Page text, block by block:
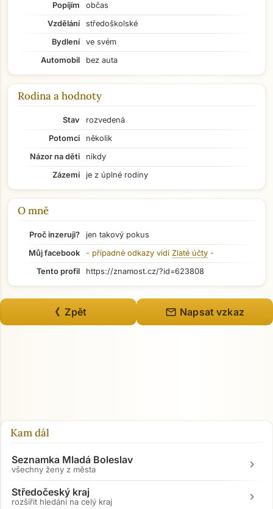
Přejít na hlavní obsah
Popíjím
občas
Vzdělání
středoškolské
Bydlení
ve svém
Automobil
bez auta
Rodina a hodnoty
Stav
rozvedená
Potomci
několik
Názor na děti
nikdy
Zázemí
je z úplné rodiny
O mně
Proč inzeruji?
jen takový pokus
Můj facebook
- případné odkazy vidí Zlaté účty -
Tento profil
https://znamost.cz/?id=623808
《 Zpět mail Napsat vzkaz
Kam dál
Seznamka Mladá Boleslav
všechny ženy z města chevron_right
Středočeský kraj
rozšířit hledání na celý kraj chevron_right